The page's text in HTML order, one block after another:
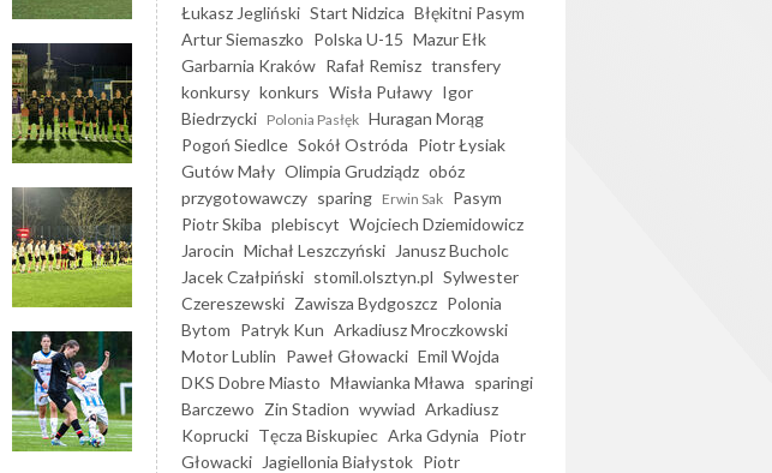
Łukasz Jegliński Start Nidzica Błękitni Pasym
Artur Siemaszko Polska U-15 Mazur Ełk
Garbarnia Kraków Rafał Remisz transfery
konkursy konkurs Wisła Puławy Igor
Biedrzycki Polonia Pasłęk Huragan Morąg
Pogoń Siedlce Sokół Ostróda Piotr Łysiak
Gutów Mały Olimpia Grudziądz obóz
przygotowawczy sparing Erwin Sak Pasym
Piotr Skiba plebiscyt Wojciech Dziemidowicz
Jarocin Michał Leszczyński
Janusz Bucholc
Jacek Czałpiński stomil.olsztyn.pl Sylwester
Czereszewski Zawisza Bydgoszcz Polonia
Bytom Patryk Kun Arkadiusz Mroczkowski
Motor Lublin Paweł Głowacki Emil Wojda
DKS Dobre Miasto Mławianka Mława sparingi
Barczewo Zin Stadion wywiad Arkadiusz
Koprucki Tęcza Biskupiec Arka Gdynia Piotr
Głowacki
Jagiellonia Białystok Piotr